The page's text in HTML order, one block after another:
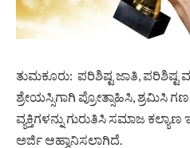
ತುಮಕೂರು: ಪರಿಶಿಷ್ಟ ಜಾತಿ,
ಶ್ರೇಯಸ್ಸಿಗಾಗಿ ಪ್ರೋತ್ಸಾಹಿಸಿ, ಶ್ರಮಿಸಿ
ವ್ಯಕ್ತಿಗಳನ್ನು ಗುರುತಿಸಿ ಸಮಾಜ
ಅರ್ಜಿ ಆಹ್ವಾನಿಸಲಾಗಿದೆ.